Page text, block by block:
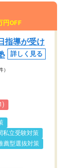
円OFF
指導が受け
詳しく見る
）
私立受験対策
薦型選抜対策